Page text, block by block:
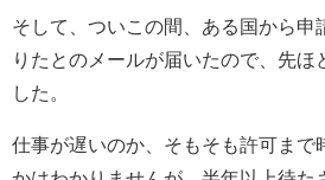
そして、ついこの間、ある国から申
りたとのメールが届いたので、先ほ
した。
仕事が遅いのか、そもそも許可まで